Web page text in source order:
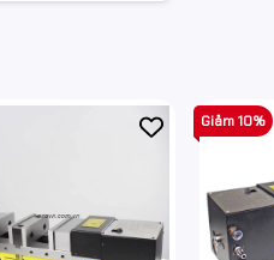
công trong mỗi
ổn định, đủ
Giảm 10%